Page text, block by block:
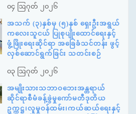
၀၄ ဩဂုတ် ၂၀၂၆
အသက် (၃)နှစ်မှ (၅)နှစ် ရှေးဦးအရွယ်
ကလေးသူငယ် ပြုစုပျိုးထောင်ရေးနှင့်
ဖွံ့ဖြိုးရေးဆိုင်ရာ အခြေခံသင်တန်း ဖွင့်
လှစ်ဆောင်ရွက်ခြင်း သတင်းစဉ်
၀၃ ဩဂုတ် ၂၀၂၆
အမျိုးသားသဘာဝဘေးအန္တရာယ်
ဆိုင်ရာစီမံခန့်ခွဲမှုကော်မတီဒုတိယ
ဥက္ကဋ္ဌ၊လူမှုဝန်ထမ်း၊ကယ်ဆယ်ရေးနှင့်